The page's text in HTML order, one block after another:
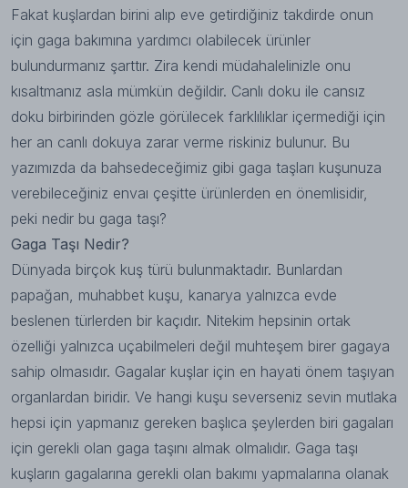
Fakat kuşlardan birini alıp eve getirdiğiniz takdirde onun
için gaga bakımına yardımcı olabilecek ürünler
bulundurmanız şarttır. Zira kendi müdahalelinizle onu
kısaltmanız asla mümkün değildir. Canlı doku ile cansız
doku birbirinden gözle görülecek farklılıklar içermediği için
her an canlı dokuya zarar verme riskiniz bulunur. Bu
yazımızda da bahsedeceğimiz gibi gaga taşları kuşunuza
verebileceğiniz envaı çeşitte ürünlerden en önemlisidir,
peki nedir bu gaga taşı?
Gaga Taşı Nedir?
Dünyada birçok kuş türü bulunmaktadır. Bunlardan
papağan, muhabbet kuşu, kanarya yalnızca evde
beslenen türlerden bir kaçıdır. Nitekim hepsinin ortak
özelliği yalnızca uçabilmeleri değil muhteşem birer gagaya
sahip olmasıdır. Gagalar kuşlar için en hayati önem taşıyan
organlardan biridir. Ve hangi kuşu severseniz sevin mutlaka
hepsi için yapmanız gereken başlıca şeylerden biri gagaları
için gerekli olan gaga taşını almak olmalıdır. Gaga taşı
kuşların gagalarına gerekli olan bakımı yapmalarına olanak